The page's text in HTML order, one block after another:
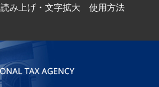
読み上げ・文字拡大 使用方法